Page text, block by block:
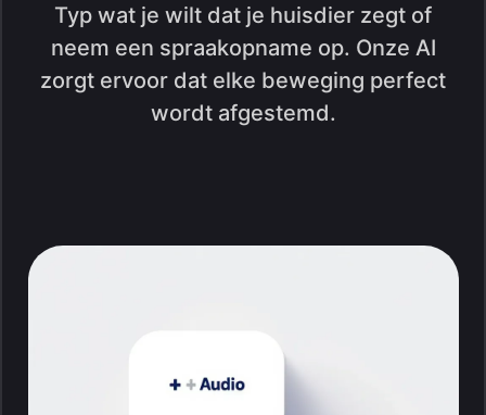
Typ wat je wilt dat je huisdier zegt of
neem een spraakopname op. Onze AI
zorgt ervoor dat elke beweging perfect
wordt afgestemd.